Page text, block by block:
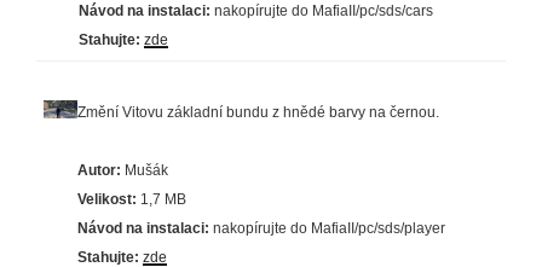
Návod na instalaci: nakopírujte do MafiaII/pc/sds/cars
Stahujte: zde
Změní Vitovu základní bundu z hnědé barvy na černou.
Autor: Mušák
Velikost: 1,7 MB
Návod na instalaci: nakopírujte do MafiaII/pc/sds/player
Stahujte: zde